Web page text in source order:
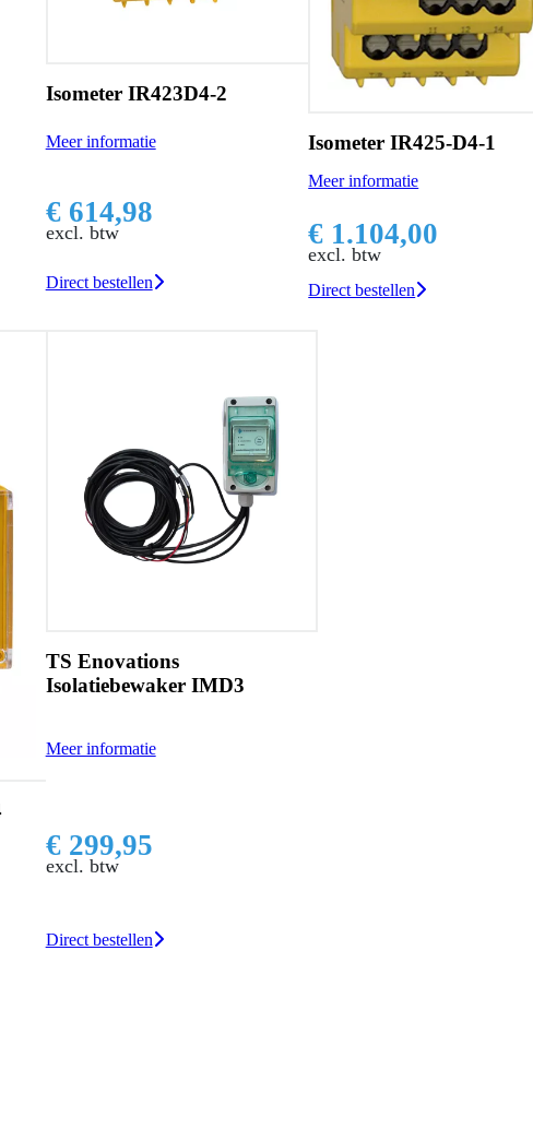
Isometer IR423D4-2
Meer informatie
€ 614,98
excl. btw
Direct bestellen
Isometer IR425-D4-1
Meer informatie
€ 1.104,00
excl. btw
Direct bestellen
TS Enovations
Isolatiebewaker IMD3
Meer informatie
€ 299,95
excl. btw
Direct bestellen